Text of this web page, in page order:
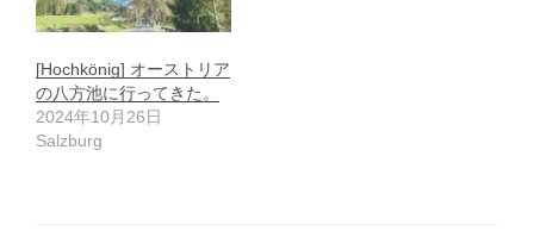
[Hochkönig] オーストリア
の八方池に行ってきた。
2024年10月26日
Salzburg